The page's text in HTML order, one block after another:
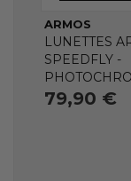
ARMOS
LUNETTES
SPEEDFLY -
79,90 €